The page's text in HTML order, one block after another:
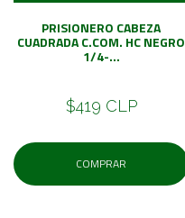
PRISIONERO CABEZA
CUADRADA C.COM. HC NEGRO
1/4-...
$419 CLP
COMPRAR